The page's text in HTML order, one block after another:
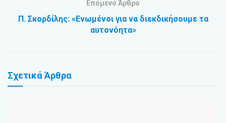
Επόμενο Άρθρο
Π. Σκορδίλης: «Ενωμένοι για να διεκδικήσουμε τα
αυτονόητα»
ΣχετικάΆρθρα